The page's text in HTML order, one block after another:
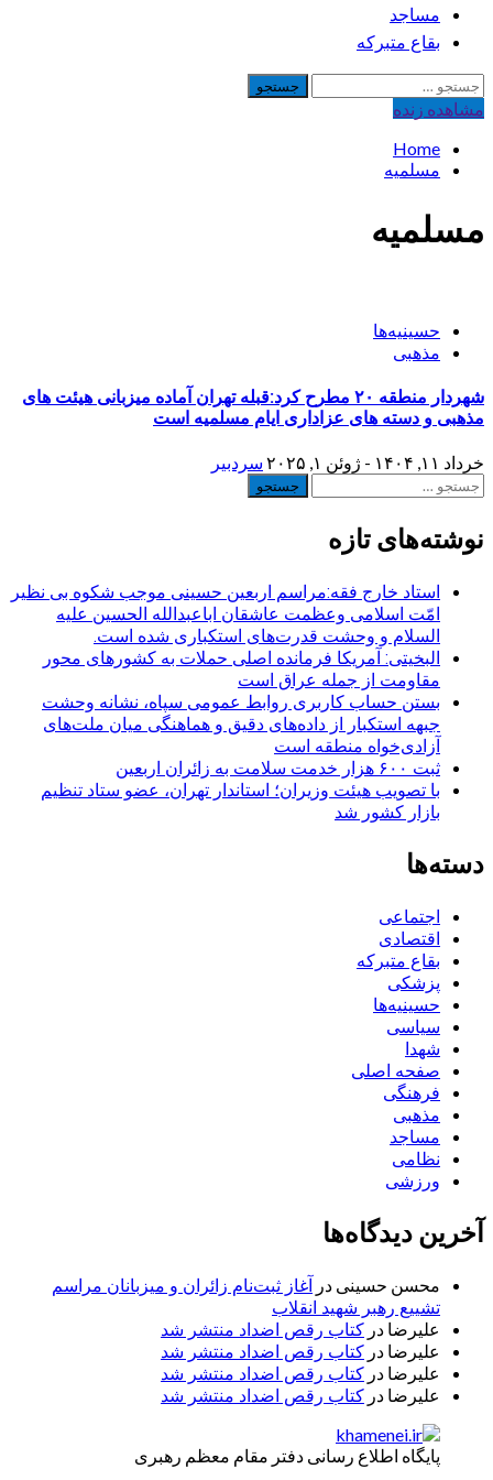
مساجد
بقاع متبرکه
جستجو
برای:
مشاهده‌ زنده
Home
مسلمیه
مسلمیه
حسینیه‌ها
مذهبی
شهردار منطقه ۲۰ مطرح کرد:قبله تهران آماده میزبانی هیئت های
مذهبی و دسته های عزاداری ایام مسلمیه است
خرداد ۱۱, ۱۴۰۴ - ژوئن ۱, ۲۰۲۵
سردبیر
جستجو
نوشته‌های تازه
استاد خارج فقه:مراسم اربعین حسینی موجب شکوه بی نظیر
امّت اسلامی وعظمت عاشقان اباعبدالله الحسین علیه
السلام و وحشت قدرت‌های استکباری شده است.
البخیتی: آمریکا فرمانده اصلی حملات به کشورهای محور
مقاومت از جمله عراق است
بستن حساب کاربری روابط عمومی سپاه، نشانه‌ وحشت
جبهه استکبار از داده‌های دقیق و هماهنگی میان ملت‌های
آزادی‌خواه منطقه است
ثبت ۶۰۰ هزار خدمت سلامت به زائران اربعین
با تصویب هیئت وزیران؛ استاندار تهران، عضو ستاد تنظیم
بازار کشور شد
دسته‌ها
اجتماعی
اقتصادی
بقاع متبرکه
پزشکی
حسینیه‌ها
سیاسی
شهدا
صفحه اصلی
فرهنگی
مذهبی
مساجد
نظامی
ورزشی
آخرین دیدگاه‌ها
محسن حسینی در آغاز ثبت‌نام زائران و میزبانان مراسم
تشییع رهبر شهید انقلاب
علیرضا در کتاب رقص اضداد منتشر شد
علیرضا در کتاب رقص اضداد منتشر شد
علیرضا در کتاب رقص اضداد منتشر شد
علیرضا در کتاب رقص اضداد منتشر شد
پایگاه اطلاع رسانی دفتر مقام معظم رهبری